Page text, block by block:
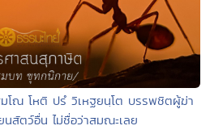
ณ โหติ ปรํ วิเหฐยนฺโต บรรพชิตผู้ฆ่า
สัตว์อื่น ไม่ชื่อว่าสมณะเลย